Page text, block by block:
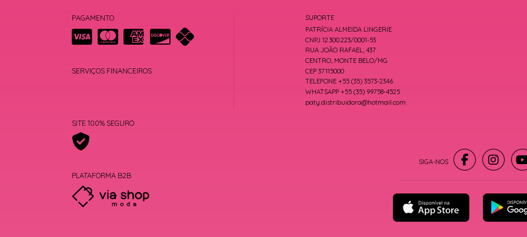
PAGAMENTO
SERVIÇOS FINANCEIROS
SITE 100% SEGURO
PLATAFORMA B2B
SUPORTE
PATRÍCIA ALMEIDA LINGERIE
CNPJ 12.300.223/0001-53
RUA JOÃO RAFAEL, 437
CENTRO, MONTE BELO/MG
CEP 37115000
TELEFONE +55 (35) 3573-2346
WHATSAPP +55 (35) 99758-4525
paty.distribuidora@hotmail.com